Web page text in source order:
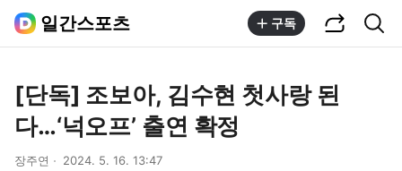
일간스포츠 구독
[단독] 조보아, 김수현 첫사랑 된
다…‘넉오프’ 출연 확정
장주연 2024. 5. 16. 13:47